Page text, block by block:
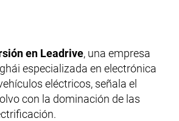
en Leadrive, una empresa
especializada en electrónica
eléctricos, señala el
con la dominación de las